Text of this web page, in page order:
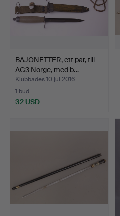
BAJONETTER, ett par, till
AG3 Norge, med b…
Klubbades 10 jul 2016
1 bud
32 USD